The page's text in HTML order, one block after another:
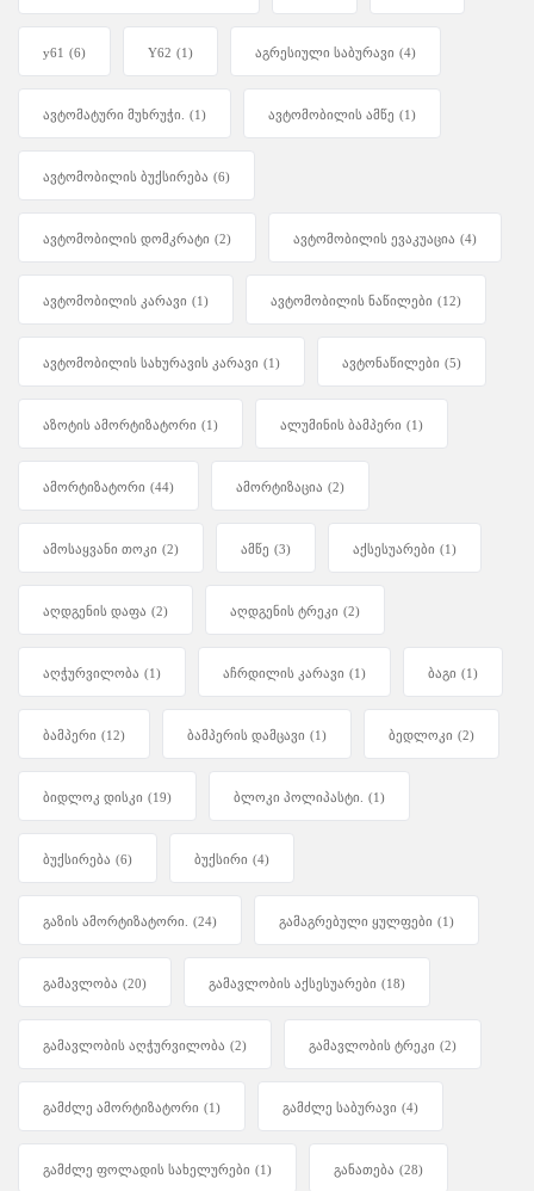
y61 (6) Y62 (1) აგრესიული საბურავი (4)
ავტომატური მუხრუჭი. (1) ავტომობილის ამწე (1)
ავტომობილის ბუქსირება (6)
ავტომობილის დომკრატი (2) ავტომობილის ევაკუაცია (4)
ავტომობილის კარავი (1) ავტომობილის ნაწილები (12)
ავტომობილის სახურავის კარავი (1) ავტონაწილები (5)
აზოტის ამორტიზატორი (1) ალუმინის ბამპერი (1)
ამორტიზატორი (44) ამორტიზაცია (2)
ამოსაყვანი თოკი (2) ამწე (3) აქსესუარები (1)
აღდგენის დაფა (2) აღდგენის ტრეკი (2)
აღჭურვილობა (1) აჩრდილის კარავი (1) ბაგი (1)
ბამპერი (12) ბამპერის დამცავი (1) ბედლოკი (2)
ბიდლოკ დისკი (19) ბლოკი პოლიპასტი. (1)
ბუქსირება (6) ბუქსირი (4)
გაზის ამორტიზატორი. (24) გამაგრებული ყულფები (1)
გამავლობა (20) გამავლობის აქსესუარები (18)
გამავლობის აღჭურვილობა (2) გამავლობის ტრეკი (2)
გამძლე ამორტიზატორი (1) გამძლე საბურავი (4)
გამძლე ფოლადის სახელურები (1) განათება (28)